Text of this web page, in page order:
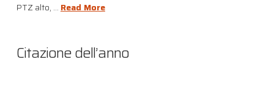
PTZ alto, … Read More
Citazione dell’anno